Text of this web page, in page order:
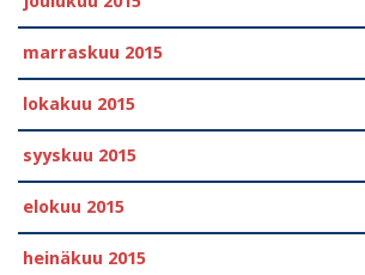
marraskuu 2015
lokakuu 2015
syyskuu 2015
elokuu 2015
heinäkuu 2015